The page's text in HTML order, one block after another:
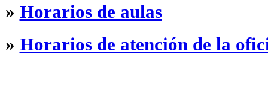
» Horarios de aulas
» Horarios de atención de la